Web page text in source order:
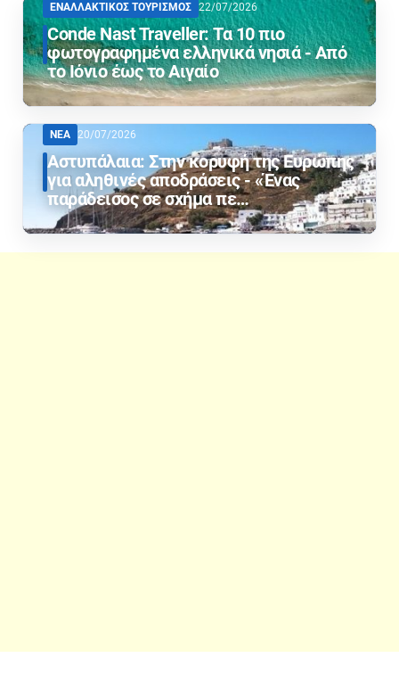
ΕΝΑΛΛΑΚΤΙΚΟΣ ΤΟΥΡΙΣΜΟΣ 22/07/2026
Conde Nast Traveller: Τα 10 πιο
φωτογραφημένα ελληνικά νησιά - Από
το Ιόνιο έως το Αιγαίο
ΝΕΑ 20/07/2026
Αστυπάλαια: Στην κορυφή της Ευρώπης
για αληθινές αποδράσεις - «Ένας
παράδεισος σε σχήμα πε…